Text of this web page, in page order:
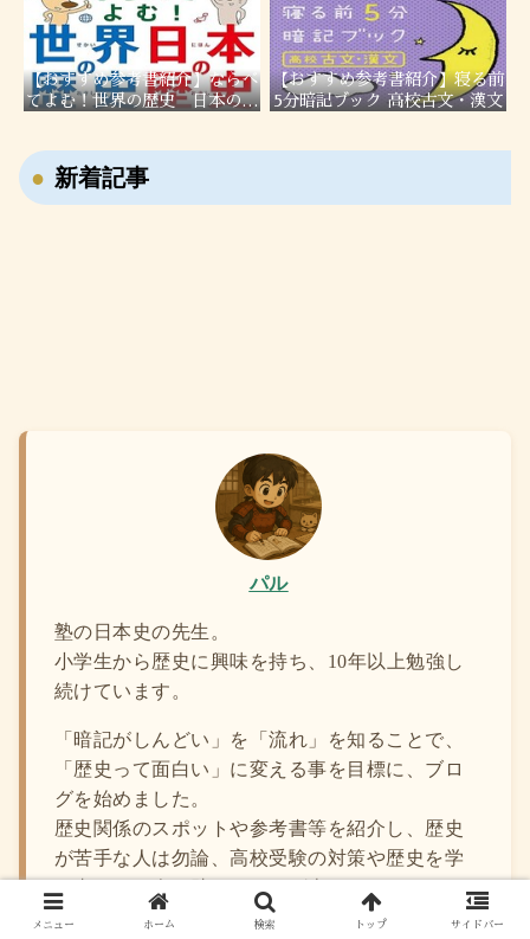
【おすすめ参考書紹介】ならべ
てよむ！世界の歴史 日本の歴
【おすすめ参考書紹介】寝る前
5分暗記ブック 高校古文・漢文
新着記事
【戦国時代の転職大名・藤堂高虎】7回も主君を変
えた男の転職履歴！
パル
塾の日本史の先生。
小学生から歴史に興味を持ち、10年以上勉強し
続けています。
「暗記がしんどい」を「流れ」を知ることで、
「歴史って面白い」に変える事を目標に、ブロ
グを始めました。
歴史関係のスポットや参考書等を紹介し、歴史
が苦手な人は勿論、高校受験の対策や歴史を学
び直したい人の助けになれば幸いです。
メニュー ホーム 検索 トップ サイドバー